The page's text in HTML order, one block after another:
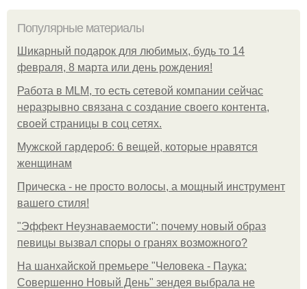
Популярные материалы
Шикарный подарок для любимых, будь то 14
февраля, 8 марта или день рождения!
Работа в MLM, то есть сетевой компании сейчас
неразрывно связана с создание своего контента,
своей страницы в соц сетях.
Мужской гардероб: 6 вещей, которые нравятся
женщинам
Прическа - не просто волосы, а мощный инструмент
вашего стиля!
"Эффект Неузнаваемости": почему новый образ
певицы вызвал споры о гранях возможного?
На шанхайской премьере "Человека - Паука:
Совершенно Новый День" зендея выбрала не